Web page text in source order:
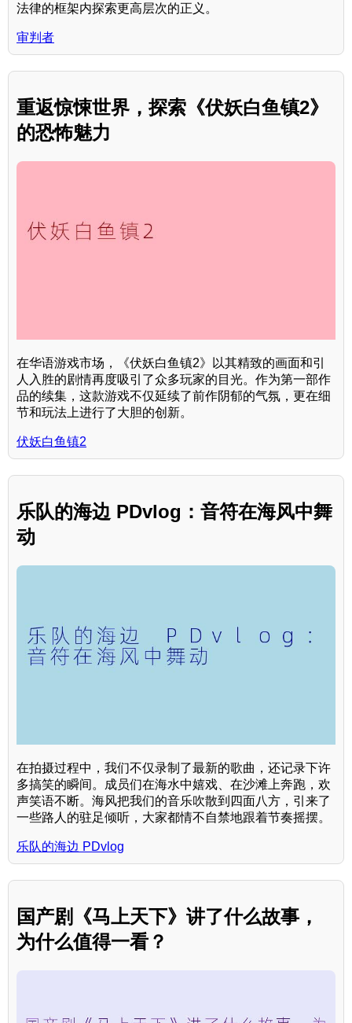
法律的框架内探索更高层次的正义。
审判者
重返惊悚世界，探索《伏妖白鱼镇2》
的恐怖魅力
在华语游戏市场，《伏妖白鱼镇2》以其精致的画面和引
人入胜的剧情再度吸引了众多玩家的目光。作为第一部作
品的续集，这款游戏不仅延续了前作阴郁的气氛，更在细
节和玩法上进行了大胆的创新。
伏妖白鱼镇2
乐队的海边 PDvlog：音符在海风中舞
动
在拍摄过程中，我们不仅录制了最新的歌曲，还记录下许
多搞笑的瞬间。成员们在海水中嬉戏、在沙滩上奔跑，欢
声笑语不断。海风把我们的音乐吹散到四面八方，引来了
一些路人的驻足倾听，大家都情不自禁地跟着节奏摇摆。
乐队的海边 PDvlog
国产剧《马上天下》讲了什么故事，
为什么值得一看？